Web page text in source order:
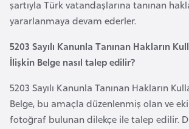
şartıyla Türk vatandaşlarına tanınan
yararlanmaya devam ederler.
5203 Sayılı Kanunla Tanınan Hakların
İlişkin Belge nasıl talep edilir?
5203 Sayılı Kanunla Tanınan Hakların
Belge, bu amaçla düzenlenmiş olan ve
fotoğraf bulunan dilekçe ile talep edilir.
e
ç
İ
v
i
ç